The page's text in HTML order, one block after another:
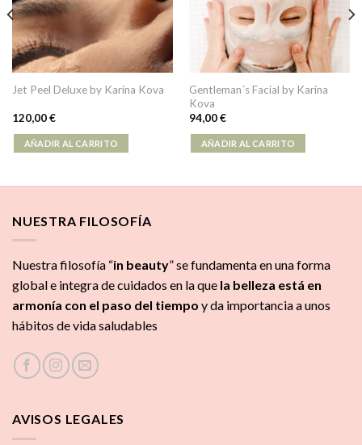
Jet Peel Deluxe by Karina Kova
120,00€
AÑADIR AL CARRITO
Gentleman´s Facial by Karina
Kova
94,00€
AÑADIR AL CARRITO
NUESTRA FILOSOFÍA
Nuestra filosofía “in beauty” se fundamenta en una forma
global e integra de cuidados en la que la belleza está en
armonía con el paso del tiempo y da importancia a unos
hábitos de vida saludables
AVISOS LEGALES